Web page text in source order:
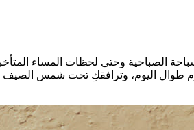
الصباحية وحتى لحظات المساء
طوال اليوم، وترافقكِ تحت شمس الصيف